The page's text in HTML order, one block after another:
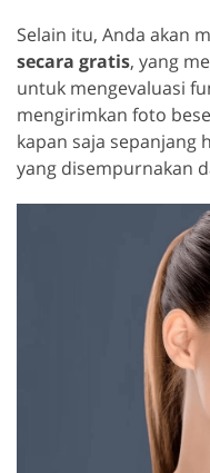
Selain itu, Anda akan
secara gratis, yang
untuk mengevaluasi
mengirimkan foto
kapan saja sepanjang
yang disempurnakan